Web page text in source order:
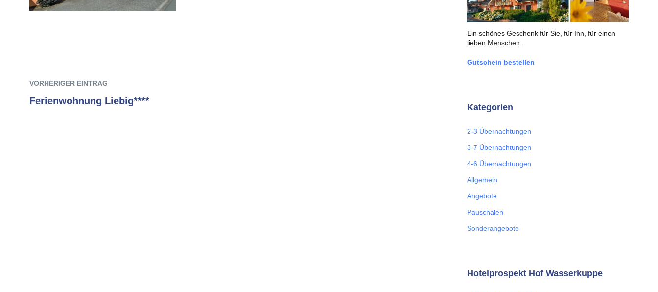
Navigation
post:
VORHERIGER EINTRAG
Ferienwohnung Liebig****
Ein schönes Geschenk für Sie, für Ihn, für einen
lieben Menschen.
Gutschein bestellen
Kategorien
2-3 Übernachtungen
3-7 Übernachtungen
4-6 Übernachtungen
Allgemein
Angebote
Pauschalen
Sonderangebote
Hotelprospekt Hof Wasserkuppe